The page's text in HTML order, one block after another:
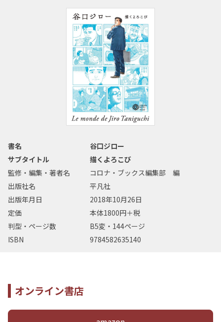
書名
谷口ジロー
サブタイトル
描くよろこび
監修・編集・著者名
コロナ・ブックス編集部 編
出版社名
平凡社
出版年月日
2018年10月26日
定価
本体1800円＋税
判型・ページ数
B5変・144ページ
ISBN
9784582635140
オンライン書店